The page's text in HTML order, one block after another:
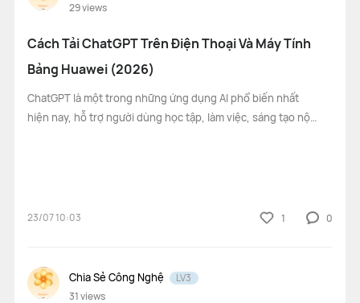
29views
Cách Tải ChatGPT Trên Điện Thoại Và Máy Tính
Bảng Huawei (2026)
ChatGPT là một trong những ứng dụng AI phổ biến nhất
hiện nay, hỗ trợ người dùng học tập, làm việc, sáng tạo nội
23/07 10:03 1 0
Chia Sẻ Công Nghệ
LV3
31views